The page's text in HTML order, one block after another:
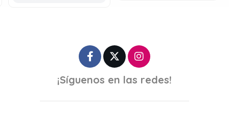
¡Síguenos en las redes!